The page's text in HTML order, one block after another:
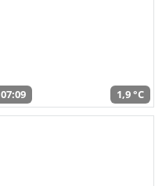
07:09 1,9 °C